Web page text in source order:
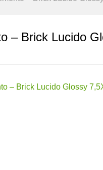
– Brick Lucido